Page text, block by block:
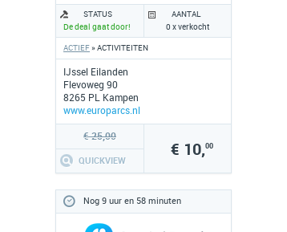
IJssel Eilanden
Flevoweg 90
8265 PL Kampen
www.europarcs.nl
ACTIEF» ACTIVITEITEN
STATUS
De deal gaat door!
AANTAL
0 x verkocht
€ 25,00
QUICKVIEW
€ 10,00
Nog 9 uur en 58 minuten